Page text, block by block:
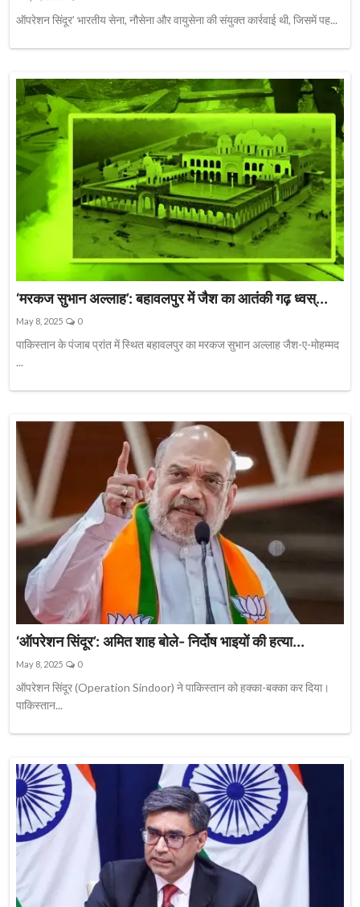
ऑपरेशन सिंदूर’ भारतीय सेना, नौसेना और वायुसेना की संयुक्त कार्रवाई थी, जिसमें पह...
‘मरकज सुभान अल्लाह’: बहावलपुर में जैश का आतंकी गढ़ ध्वस्...
May 8, 2025 0
पाकिस्तान के पंजाब प्रांत में स्थित बहावलपुर का मरकज सुभान अल्लाह जैश-ए-मोहम्मद
...
‘ऑपरेशन सिंदूर’: अमित शाह बोले- निर्दोष भाइयों की हत्या...
May 8, 2025 0
ऑपरेशन सिंदूर (Operation Sindoor) ने पाकिस्तान को हक्का-बक्का कर दिया।
पाकिस्तान...